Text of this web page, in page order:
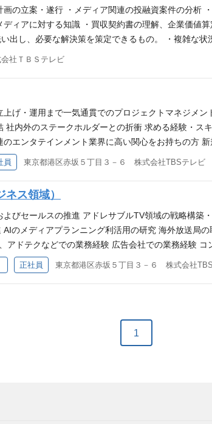
グローバルビジネス部が存在し、それぞれの分野
るので、地上波コンテンツと連携した企画やプロモ
とのできる環境で、新しいコンテンツを制作した
計画の立案・遂行 ・メディア関連の投融資案件
ィアに対する知識 ・買収契約書の理解、企業価値
出し、必要な解決策を策定できるもの。 ・複雑な
図るコミュニケーション能力。 ・新たな問題を発見
習する姿勢。 （前職イメージ） ・上場企業の経営
。TBSグループが目標として掲げる「VISION2030
って将来のメディアとしてのありかたを考えていき
社ＴＢＳテレビ
げ・運用まで一気通貫でのプロジェクトマネジメ
社内外のステークホルダーとの折衝 求める経験・ス
のエンタテインメント業界に高い関心をお持ちの方
関係者と密に連携してプロジェクト推進できる方
責任者として実行経験 2万人以上の集客ライブを
、番組と連動し、BMSG社と協業して『THE LAST
2DAYS満席にするリアルなライブ『CDTV ライブ!
の制作から事業まで、一気通貫にコンテンツとビジ
る仕事に、熱意を持って一緒にチャレンジしてもら
員 東京都港区赤坂５丁目３－６ 株式会社TBSテレビ
ス領域）
びセールスの推進 アドレサブルTV領域の戦略構築
のメディアプランニング利活用の研究 海外放送局
ドテクなどでの業務経験 広告会社での業務経験
レーションや決まったことの推進ではなく0→1のビ
ロから事業をつくっていくメンバーを募集していま
をお待ちしています。
正社員 東京都港区赤坂５丁目３－６ 株式会社
1